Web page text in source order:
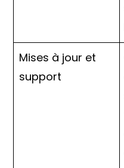
Mises à jour et
support